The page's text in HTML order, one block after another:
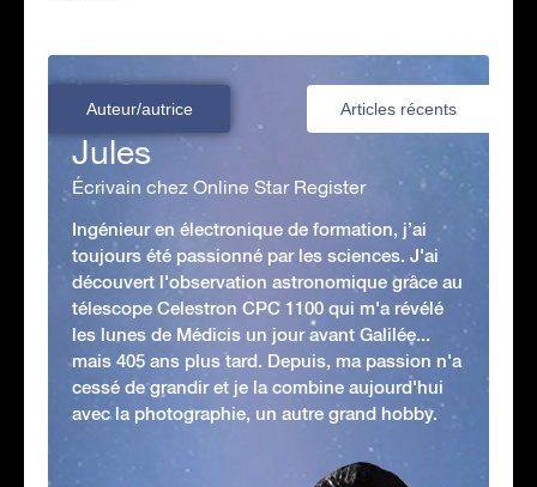
Auteur/autrice Articles récents
Jules
Écrivain chez Online Star Register
Ingénieur en électronique de formation, j’ai
toujours été passionné par les sciences. J'ai
découvert l'observation astronomique grâce au
télescope Celestron CPC 1100 qui m'a révélé
les lunes de Médicis un jour avant Galilée...
mais 405 ans plus tard. Depuis, ma passion n'a
cessé de grandir et je la combine aujourd'hui
avec la photographie, un autre grand hobby.